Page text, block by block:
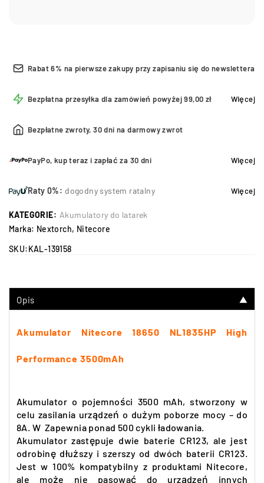
Rabat 6% na pierwsze zakupy przy zapisaniu się do newslettera
Bezpłatna przesyłka dla zamówień powyżej 99,00 zł Więcej
Bezpłatne zwroty, 30 dni na darmowy zwrot
PayPo, kup teraz i zapłać za 30 dni Więcej
Raty 0%: dogodny system ratalny Więcej
KATEGORIE: Akumulatory do latarek
Marka: Nextorch, Nitecore
SKU:KAL-139158
Opis ▼
Akumulator Nitecore 18650 NL1835HP High
Performance 3500mAh
Akumulator o pojemności 3500 mAh, stworzony w
celu zasilania urządzeń o dużym poborze mocy – do
8A. W Zapewnia ponad 500 cykli ładowania.
Akumulator zastępuje dwie baterie CR123, ale jest
odrobinę dłuższy i szerszy od dwóch baterii CR123.
Jest w 100% kompatybilny z produktami Nitecore,
ale może nie pasować do urządzeń innych